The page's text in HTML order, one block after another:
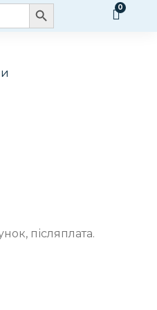
післяплата.